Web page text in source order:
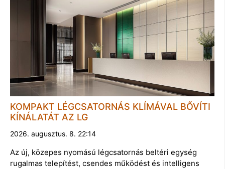
KOMPAKT LÉGCSATORNÁS KLÍMÁVAL BŐVÍTI
KÍNÁLATÁT AZ LG
2026. augusztus. 8. 22:14
Az új, közepes nyomású légcsatornás beltéri egység
rugalmas telepítést, csendes működést és intelligens